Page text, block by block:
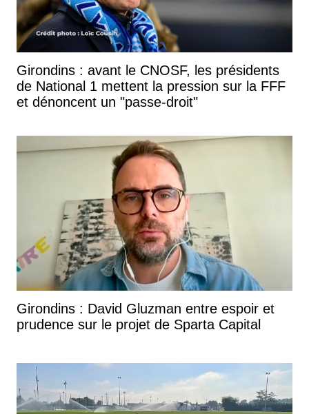
Girondins : avant le CNOSF, les présidents
de National 1 mettent la pression sur la FFF
et dénoncent un "passe-droit"
Girondins : David Gluzman entre espoir et
prudence sur le projet de Sparta Capital